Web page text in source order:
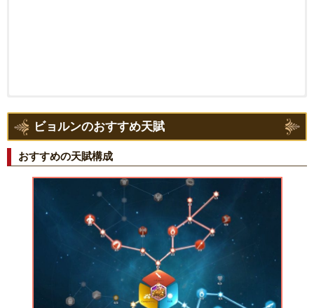
ビョルンのおすすめ天賦
おすすめの天賦構成